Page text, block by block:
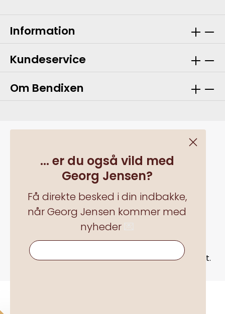
Information
Kundeservice
Om Bendixen
Alle priser inkl. moms plus
forsendelsesomkostningerog eventuelle
leveringsomkostninger, hvis ikke andet er angivet.
... er du også vild med
Georg Jensen?
Få direkte besked i din indbakke,
når Georg Jensen kommer med
nyheder💌
... er du også vild med Georg Jensen?